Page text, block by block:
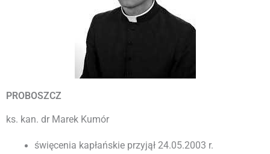
PROBOSZCZ
ks. kan. dr Marek Kumór
święcenia kapłańskie przyjął 24.05.2003 r.